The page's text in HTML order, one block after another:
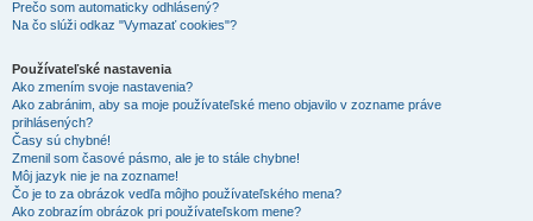
Prečo som automaticky odhlásený?
Na čo slúži odkaz "Vymazať cookies"?
Používateľské nastavenia
Ako zmením svoje nastavenia?
Ako zabránim, aby sa moje používateľské meno objavilo v zozname práve
prihlásených?
Časy sú chybné!
Zmenil som časové pásmo, ale je to stále chybne!
Môj jazyk nie je na zozname!
Čo je to za obrázok vedľa môjho používateľského mena?
Ako zobrazím obrázok pri používateľskom mene?